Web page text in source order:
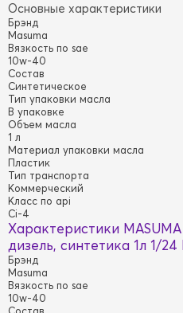
Основные характеристики
Брэнд
Masuma
Вязкость по sae
10w-40
Состав
Синтетическое
Тип упаковки масла
В упаковке
Объем масла
1 л
Материал упаковки масла
Пластик
Тип транспорта
Коммерческий
Класс по api
Ci-4
Характеристики
дизель, синтетика 1л 1/24
Брэнд
Masuma
Вязкость по sae
10w-40